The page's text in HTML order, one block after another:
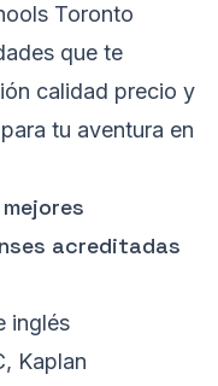
Toronto
que te
calidad precio y
tu aventura en
acreditadas
inglés
Kaplan